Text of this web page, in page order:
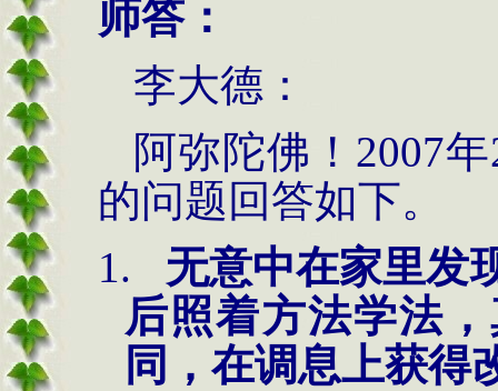
师答：
李大德：
阿弥陀佛！ 2007
的问题回答如下。
1.
无意中在家里发
后照着方法学法
同，在调息上获得